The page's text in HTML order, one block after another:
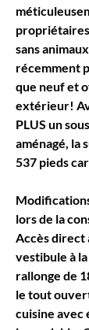
sans
récemment
que neuf et
extérieur!
PLUS un
aménagé, la
537 pieds
lors de la
Accès direct
vestibule à
rallonge de
le tout
cuisine avec